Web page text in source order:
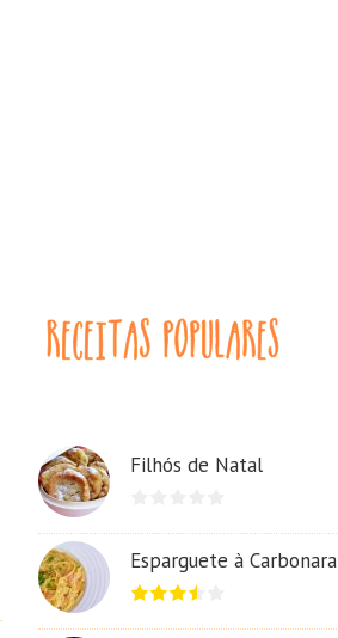
Filhós de Natal
Esparguete à Carbonara